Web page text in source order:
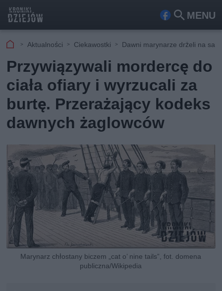
MENU
Fa
ook
Szu
kaj
Aktualności Ciekawostki Dawni marynarze drżeli na
Przywiązywali mordercę do
ciała ofiary i wyrzucali za
burtę. Przerażający kodeks
dawnych żaglowców
Marynarz chłostany biczem „cat o’ nine tails”, fot. domena
publiczna/Wikipedia